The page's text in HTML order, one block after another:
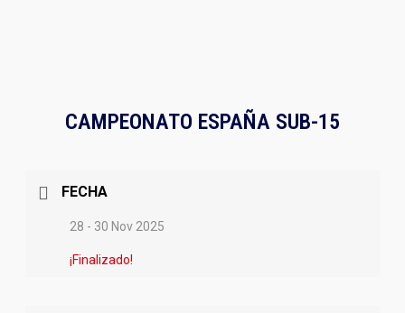
CAMPEONATO ESPAÑA SUB-15
FECHA
28 - 30 Nov 2025
¡Finalizado!